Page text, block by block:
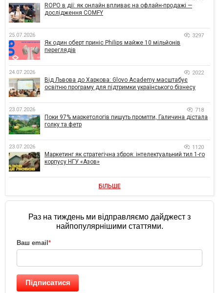
ROPO в дії: як онлайн впливає на офлайн-продажі —
дослідження COMFY
25.07.2026 3297
Як один оберт приніс Philips майже 10 мільйонів
переглядів
24.07.2026 2022
Від Львова до Харкова: Glovo Academy масштабує
освітню програму для підтримки українського бізнесу
23.07.2026 718
Поки 97% маркетологів пишуть промпти, Галичина дістала
голку та фетр
23.07.2026 1120
Маркетинг як стратегічна зброя: інтелектуальний тил 1-го
корпусу НГУ «Азов»
БІЛЬШЕ
Раз на тиждень ми відправляємо дайджест з
найпопулярнішими статтями.
Ваш email *
Підписатися